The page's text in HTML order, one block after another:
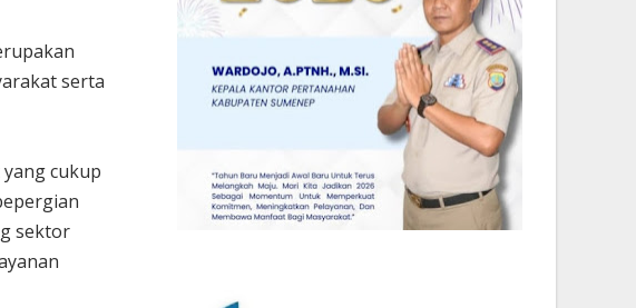
serta
cukup
sektor